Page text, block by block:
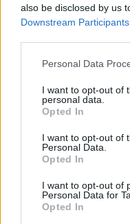
also be disclosed by us
Downstream Participants
Please note that this
not limited to your visit
grant or deny consent
use your data for below
consent section.
Personal Data
I want to opt-out of
personal data.
Opted In
I want to opt-out of
Personal Data.
Opted In
I want to opt-out of
Personal Data for
Opted In
Πιο
Σοκαριστική
Τουρίστας
καθόταν
Δεν ήταν μόνο
και γιο - «Ίσως
του οδηγού»